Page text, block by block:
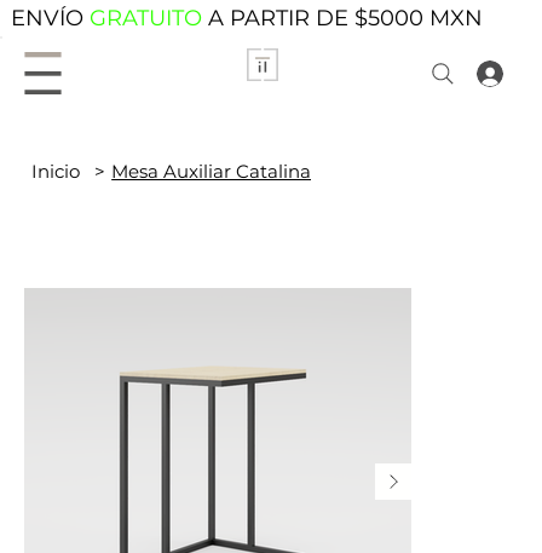
ENVÍO GRATUITO A PARTIR DE $5000 MXN
Inicio > Mesa Auxiliar Catalina